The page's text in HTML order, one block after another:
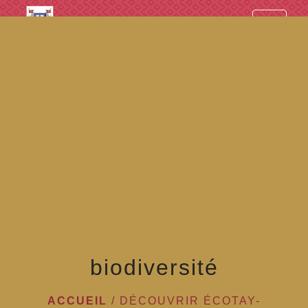
googled7e4d5fb082cc1df.html
menu
biodiversité
ACCUEIL / DÉCOUVRIR ÉCOTAY-